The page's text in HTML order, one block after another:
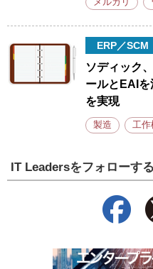
メルカリ
ERP／SCM
ソディック
ールとEAI
を実現
製造 工作
IT Leadersをフォローする